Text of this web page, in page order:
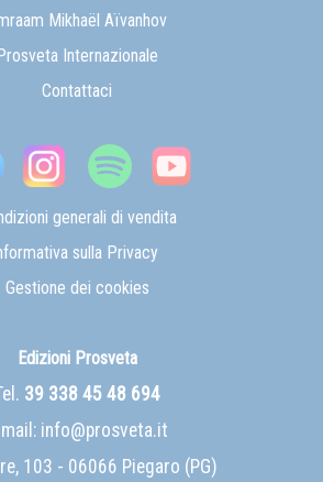
Mikhaël Aïvanhov
Internazionale
Contattaci
generali di vendita
sulla Privacy
Gestione dei cookies
Edizioni Prosveta
39 338 45 48 694
info@prosveta.it
103 - 06066 Piegaro (PG)